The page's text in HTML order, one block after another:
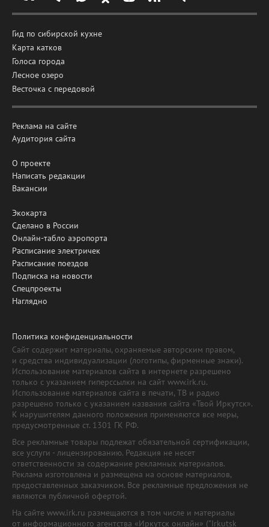
Гид по сибирской кухне
Карта катков
Голоса города
Лесное озеро
Весточка с передовой
Реклама на сайте
Аудитория сайта
О проекте
Написать редакции
Вакансии
Экокарта
Сделано в России
Онлайн-табло аэропорта
Расписание электричек
Расписание поездов
Подписка на новости
Спецпроекты
Наглядно
Политика конфиденциальности
Сайт содержит материалы, охраняемые авторским правом,
и средства индивидуализации (логотипы, фирменные знаки).
Использование материалов сайта в интернете разрешено
только с указанием гиперссылки на сайт www.irk.ru.
Использование материалов сайта в печати, ТВ и радио
разрешено только с указанием названия сайта «Твой Иркутск».
К нарушителям данного положения применяются все меры,
предусмотренные ст. 1301 ГК РФ.
Все рекламные товары подлежат обязательной сертификации,
все услуги - лицензированию. Редакция не несет
ответственности за содержание рекламных материалов.
Реклама изготовлена и размещена на основе материалов,
предоставленных заказчиком. Все рекламные предложения не
являются публичной офертой.
На сайте www.irk.ru размещаются в том числе и материалы
от информационного агентства «Иркутск онлайн» ("Irkutsk